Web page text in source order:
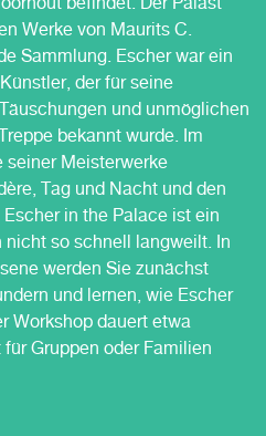
Werke von Maurits C.
Sammlung. Escher war ein
der für seine
und unmöglichen
bekannt wurde. Im
seiner Meisterwerke
Tag und Nacht und den
in the Palace ist ein
nicht so schnell langweilt. In
werden Sie zunächst
und lernen, wie Escher
Workshop dauert etwa
Gruppen oder Familien